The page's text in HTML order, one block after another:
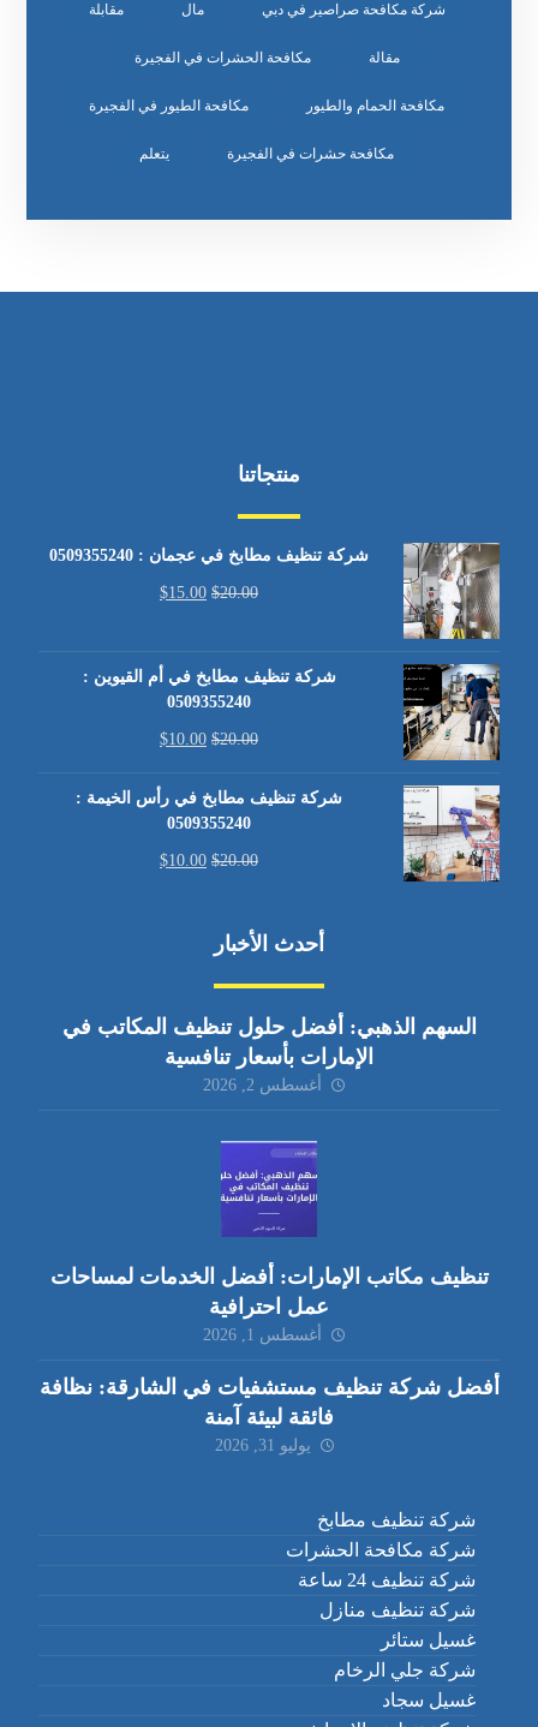
شركة مكافحة صراصير في دبي مال مقابلة
مقالة مكافحة الحشرات في الفجيرة
مكافحة الحمام والطيور مكافحة الطيور في الفجيرة
مكافحة حشرات في الفجيرة يتعلم
منتجاتنا
شركة تنظيف مطابخ في عجمان : 0509355240
$20.00
$15.00
شركة تنظيف مطابخ في أم القيوين :
0509355240
$20.00
$10.00
شركة تنظيف مطابخ في رأس الخيمة :
0509355240
$20.00
$10.00
أحدث الأخبار
السهم الذهبي: أفضل حلول تنظيف المكاتب في
الإمارات بأسعار تنافسية
أغسطس 2, 2026
تنظيف مكاتب الإمارات: أفضل الخدمات لمساحات
عمل احترافية
أغسطس 1, 2026
أفضل شركة تنظيف مستشفيات في الشارقة: نظافة
فائقة لبيئة آمنة
يوليو 31, 2026
شركة تنظيف مطابخ
شركة مكافحة الحشرات
شركة تنظيف 24 ساعة
شركة تنظيف منازل
غسيل ستائر
شركة جلي الرخام
غسيل سجاد